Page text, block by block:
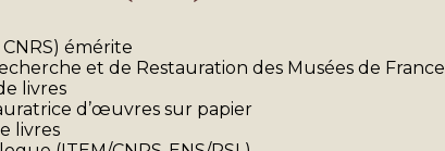
CNRS) émérite
et de Restauration des Musées de France
livres
d’œuvres sur papier
livres